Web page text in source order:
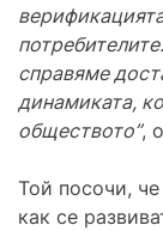
справяме
динамиката,
обществото”,
Той посочи,
как се